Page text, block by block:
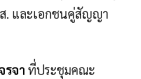
. และเอกชนคู่สัญญา
รจา ที่ประชุมคณะ